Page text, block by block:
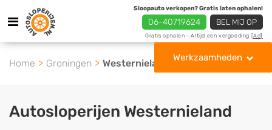
Sloopauto verkopen? Gratis laten ophalen!
06-40719624 BEL MIJ OP
Gratis ophalen - Altijd een vergoeding [Ad]
Werkzaamheden
Home Groningen Westernieland
Autosloperijen Westernieland